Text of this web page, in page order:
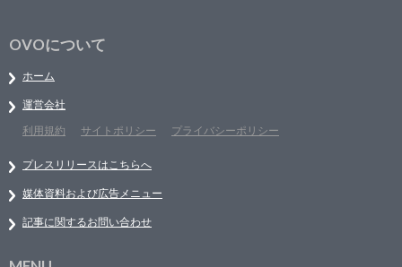
OVOについて
ホーム
運営会社
利用規約
サイトポリシー プライバシーポリシー
プレスリリースはこちらへ
媒体資料および広告メニュー
記事に関するお問い合わせ